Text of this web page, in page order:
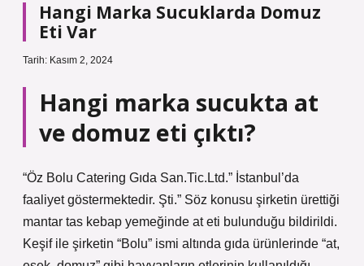
Hangi Marka Sucuklarda Domuz
Eti Var
Tarih: Kasım 2, 2024
Hangi marka sucukta at
ve domuz eti çıktı?
“Öz Bolu Catering Gıda San.Tic.Ltd.” İstanbul’da
faaliyet göstermektedir. Şti.” Söz konusu şirketin ürettiği
mantar tas kebap yemeğinde at eti bulunduğu bildirildi.
Keşif ile şirketin “Bolu” ismi altında gıda ürünlerinde “at,